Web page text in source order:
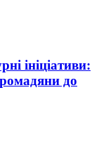
ініціативи:
до